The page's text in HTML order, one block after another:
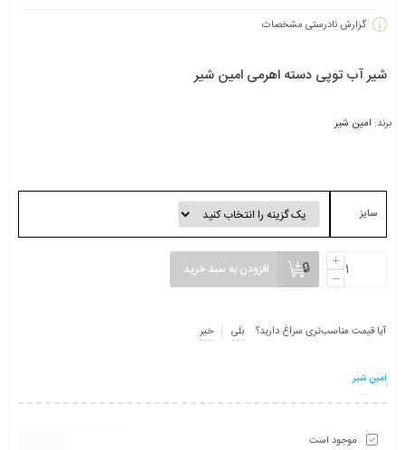
گزارش نادرستی مشخصات
شیر آب توپی دسته اهرمی امین شیر
برند: امین شیر
سایز
افزودن به سبد خرید
آیا قیمت مناسب‌تری سراغ دارید؟ بلی خیر
امین شیر
موجود است